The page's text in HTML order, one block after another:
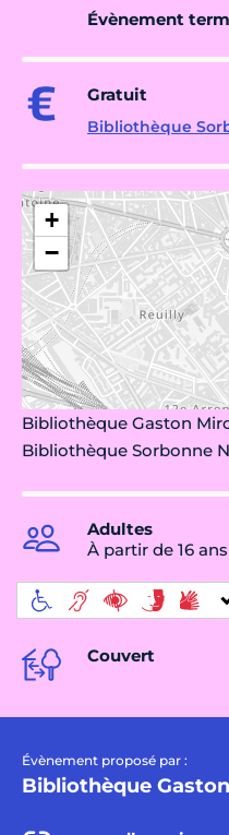
Évènement
Gratuit
Bibliothèque
+
−
Bibliothèque Gaston
Bibliothèque Sorbonne
Adultes
À partir de 16 ans
Couvert
Évènement proposé par :
Bibliothèque